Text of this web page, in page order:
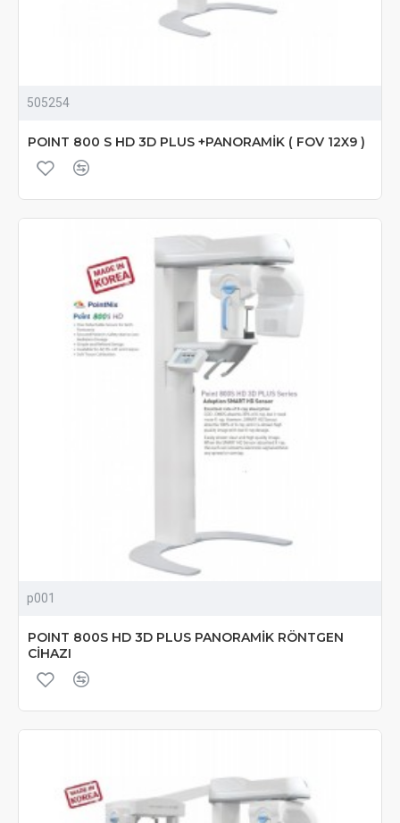
505254
POINT 800 S HD 3D PLUS +PANORAMİK ( FOV 12X9 )
p001
POINT 800S HD 3D PLUS PANORAMİK RÖNTGEN
CİHAZI